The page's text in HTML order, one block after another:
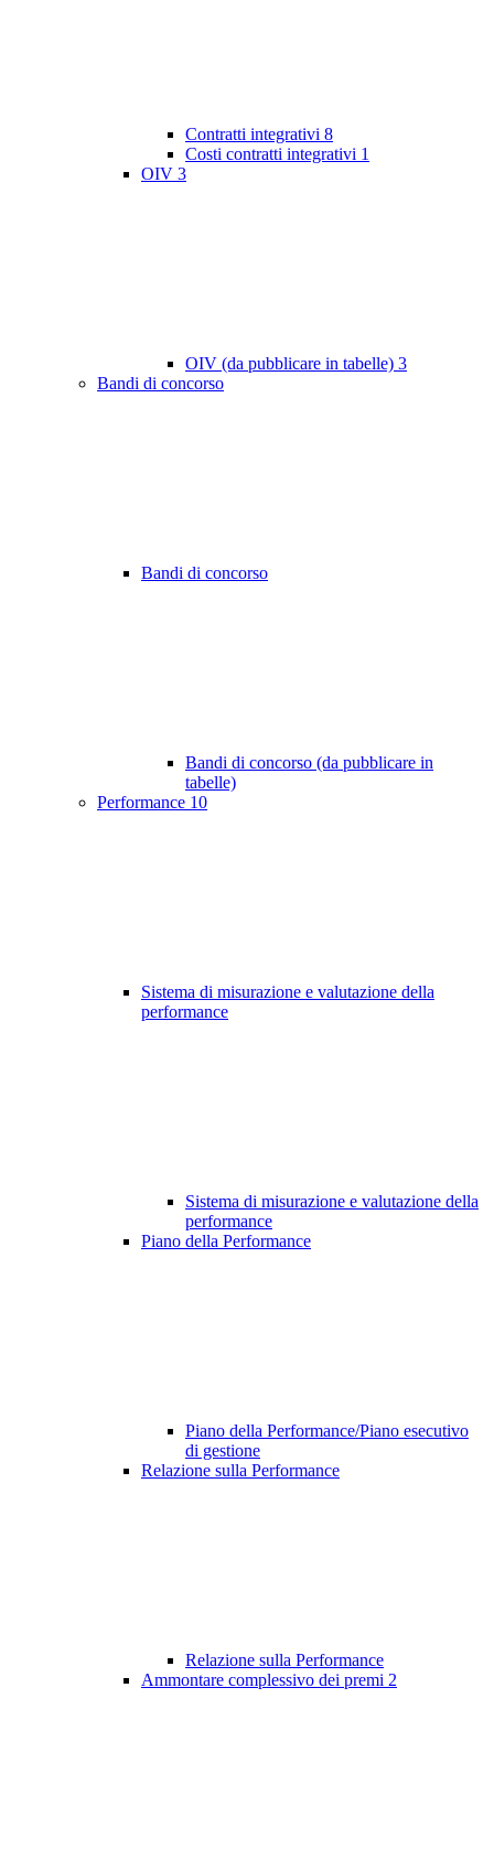
Contratti integrativi 8
Costi contratti integrativi 1
OIV 3
OIV (da pubblicare in tabelle) 3
Bandi di concorso
Bandi di concorso
Bandi di concorso (da pubblicare in
tabelle)
Performance 10
Sistema di misurazione e valutazione della
performance
Sistema di misurazione e valutazione della
performance
Piano della Performance
Piano della Performance/Piano esecutivo
di gestione
Relazione sulla Performance
Relazione sulla Performance
Ammontare complessivo dei premi 2